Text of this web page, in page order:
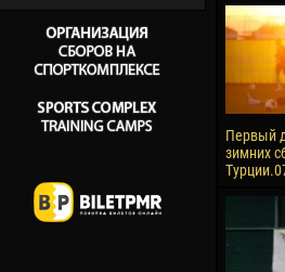
Первый
зимних